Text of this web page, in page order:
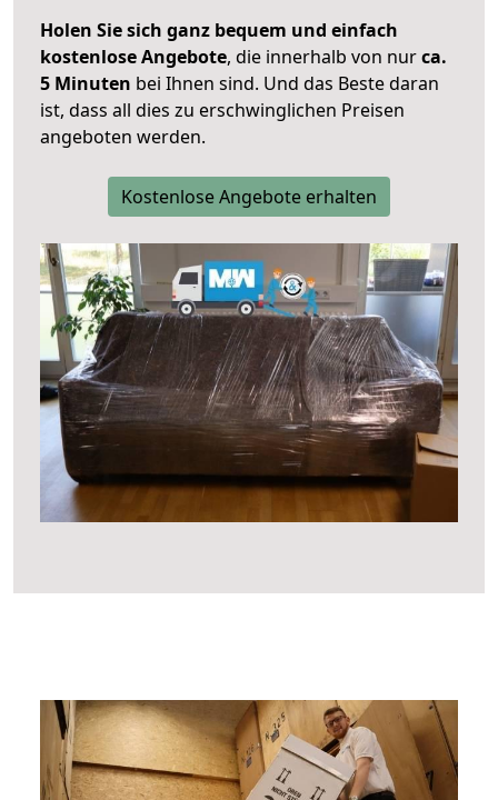
Holen Sie sich ganz bequem und einfach
kostenlose Angebote, die innerhalb von nurca.
5 Minuten bei Ihnen sind. Und das Beste daran
ist, dass all dies zu erschwinglichen Preisen
angeboten werden.
Kostenlose Angebote erhalten